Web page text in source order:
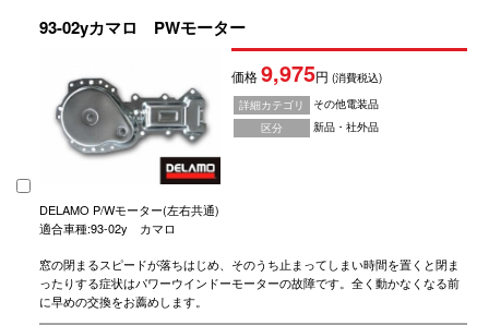
93-02yカマロ PWモーター
価格9,975円(消費税込)
詳細カテゴリ
その他電装品
区分
新品・社外品
DELAMO P/Wモーター(左右共通)
適合車種:93-02y カマロ
窓の閉まるスピードが落ちはじめ、そのうち止まってしまい時間を置くと閉ま
ったりする症状はパワーウインドーモーターの故障です。全く動かなくなる前
に早めの交換をお薦めします。